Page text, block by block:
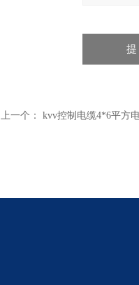
上一个： kvv控制电缆4*6平方